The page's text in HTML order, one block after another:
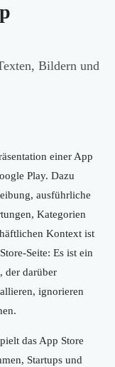
Bildern und
einer App
Play. Dazu
ausführliche
Kategorien
Kontext ist
Seite: Es ist ein
der darüber
ignorieren
das App Store
Startups und